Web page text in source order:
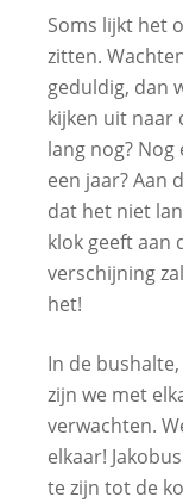
Soms lijkt het
zitten.
geduldig, dan
kijken uit naar
lang nog? Nog
een jaar? Aan
dat het niet
klok geeft aan
verschijning
het!
In de
zijn we met
verwachten.
elkaar!
te zijn tot de